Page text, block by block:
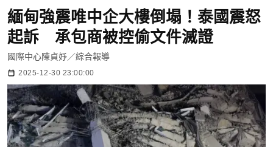
緬甸強震唯中企大樓倒塌！泰國震怒
起訴 承包商被控偷文件滅證
國際中心陳貞妤／綜合報導
2025-12-30 23:00:00